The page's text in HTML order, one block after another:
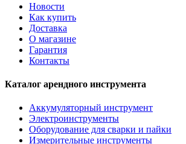
Новости
Как купить
Доставка
О магазине
Гарантия
Контакты
Каталог арендного инструмента
Аккумуляторный инструмент
Электроинструменты
Оборудование для сварки и пайки
Измерительные инструменты